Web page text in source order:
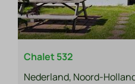
Chalet 532
Nederland, Noord-